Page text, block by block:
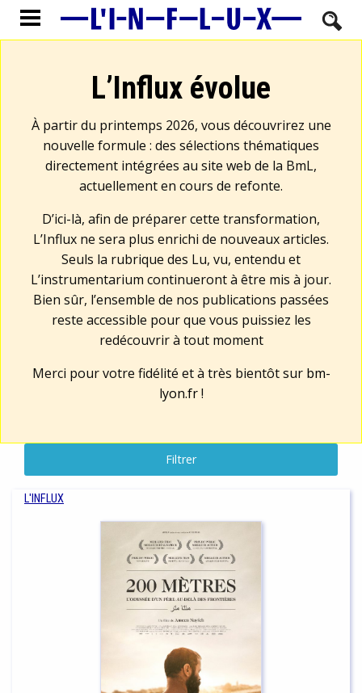
L’Influx évolue
À partir du printemps 2026, vous découvrirez une
nouvelle formule : des sélections thématiques
directement intégrées au site web de la BmL,
actuellement en cours de refonte.
D’ici-là, afin de préparer cette transformation,
L’Influx ne sera plus enrichi de nouveaux articles.
Seuls la rubrique des Lu, vu, entendu et
L’instrumentarium continueront à être mis à jour.
Bien sûr, l’ensemble de nos publications passées
reste accessible pour que vous puissiez les
redécouvrir à tout moment
Merci pour votre fidélité et à très bientôt sur bm-
lyon.fr!
Filtrer
L'INFLUX